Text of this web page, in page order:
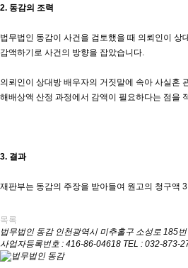
2. 동감의 조력
법무법인 동감이 사건을 검토했을 때 의뢰인이
감액하기로 사건의 방향을 잡았습니다.
의뢰인이 상대방 배우자의 거짓말에 속아 사실혼
해배상액 산정 과정에서 감액이 필요하다는 점을
3. 결과
재판부는 동감의 주장을 받아들여 원고의 청구액
목록
법무법인 동감 인천광역시 미추홀구 소성로 185
사업자등록번호 : 416-86-04618 TEL : 032-873-